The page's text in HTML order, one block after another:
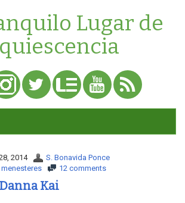
Lugar de
o
g
l
n
2014
S. Bonavida Ponce
12 comments
Kai